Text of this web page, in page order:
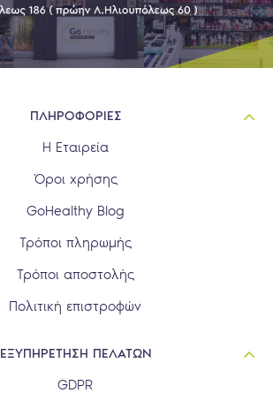
ΠΛΗΡΟΦΟΡΙΕΣ
Η Εταιρεία
Όροι χρήσης
GoHealthy Blog
Τρόποι πληρωμής
Τρόποι αποστολής
Πολιτική επιστροφών
ΕΞΥΠΗΡΕΤΗΣΗ ΠΕΛΑΤΩΝ
GDPR